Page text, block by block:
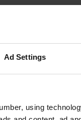
Ad Settings
using
du jour au